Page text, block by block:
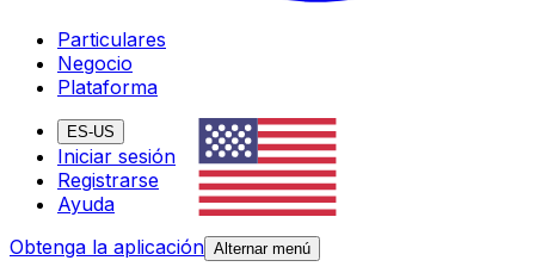
Particulares
Negocio
Plataforma
ES-US
Iniciar sesión
Registrarse
Ayuda
Obtenga la aplicación Alternar menú